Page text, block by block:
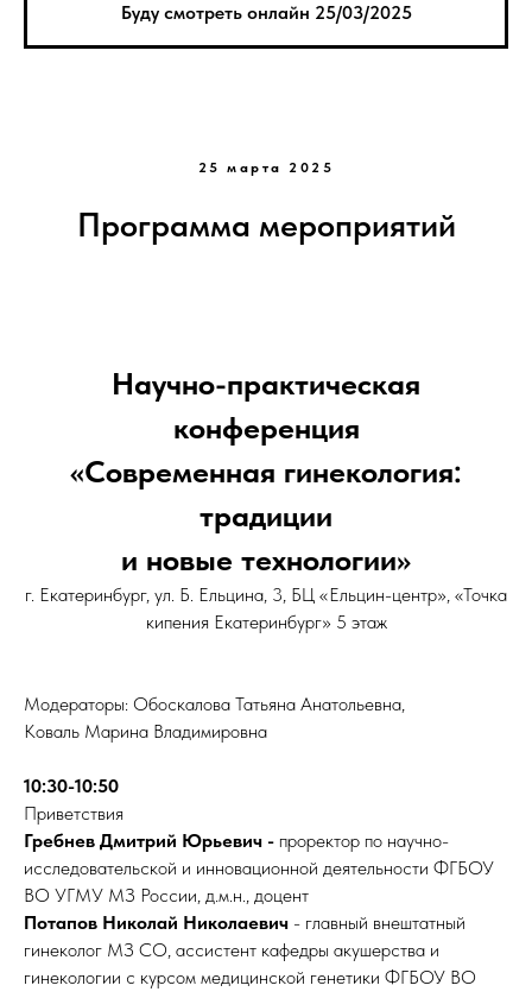
Буду смотреть онлайн 25/03/2025
25 марта 2025
Программа мероприятий
Научно-практическая
конференция
«Современная гинекология:
традиции
и новые технологии»
г. Екатеринбург, ул. Б. Ельцина, 3, БЦ «Ельцин-центр», «Точка
кипения Екатеринбург» 5 этаж
Модераторы: Обоскалова Татьяна Анатольевна,
Коваль Марина Владимировна
10:30-10:50
Приветствия
Гребнев Дмитрий Юрьевич - проректор по научно-
исследовательской и инновационной деятельности ФГБОУ
ВО УГМУ МЗ России, д.м.н., доцент
Потапов Николай Николаевич - главный внештатный
гинеколог МЗ СО, ассистент кафедры акушерства и
гинекологии с курсом медицинской генетики ФГБОУ ВО